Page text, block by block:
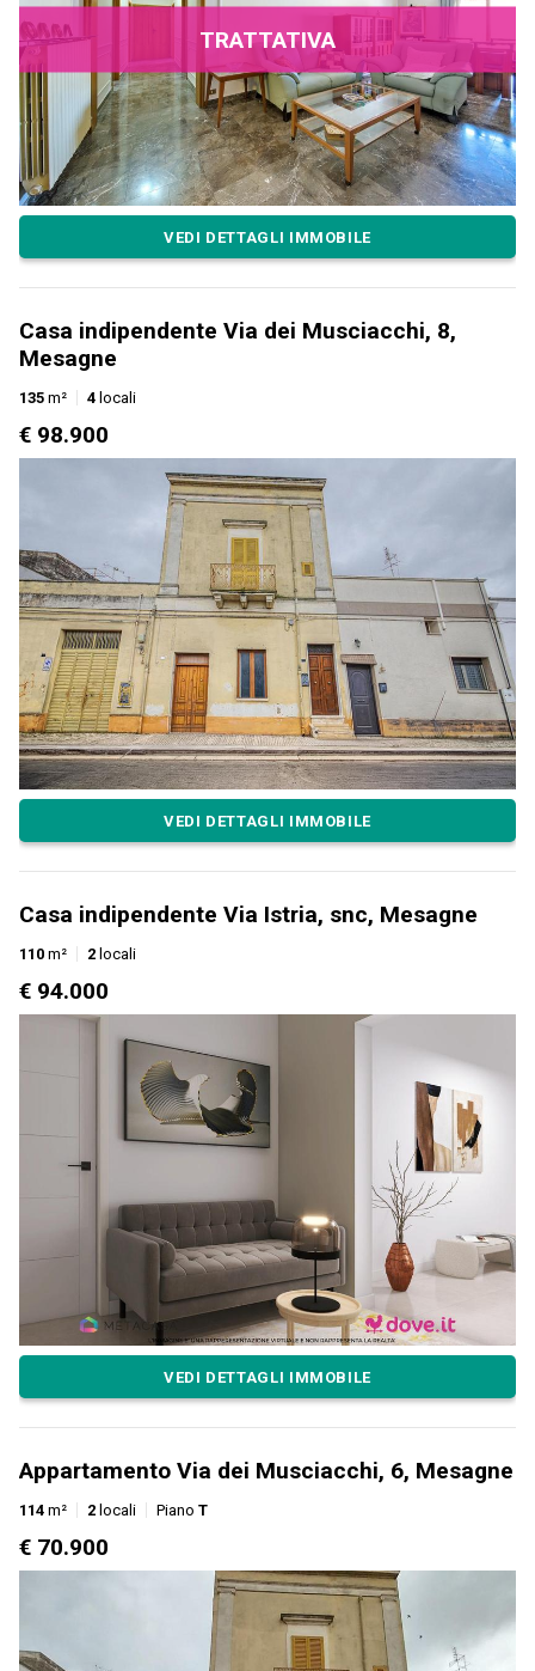
TRATTATIVA
VEDI DETTAGLI IMMOBILE
Casa indipendente Via dei Musciacchi, 8,
Mesagne
135 m² 4 locali
€ 98.900
VEDI DETTAGLI IMMOBILE
Casa indipendente Via Istria, snc, Mesagne
110 m² 2 locali
€ 94.000
VEDI DETTAGLI IMMOBILE
Appartamento Via dei Musciacchi, 6, Mesagne
114 m² 2 locali Piano T
€ 70.900